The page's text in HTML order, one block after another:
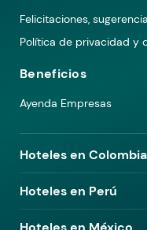
Felicitaciones,
Política de privacidad y
Beneficios
Ayenda Empresas
Hoteles en Colombia
Hoteles en Medellín
Hoteles en Bogotá
Hoteles en Perú
Hoteles en Lima